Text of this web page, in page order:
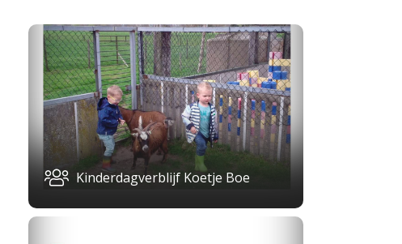
Kinderdagverblijf Koetje Boe